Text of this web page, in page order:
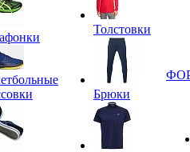
Толстовки
Брюки